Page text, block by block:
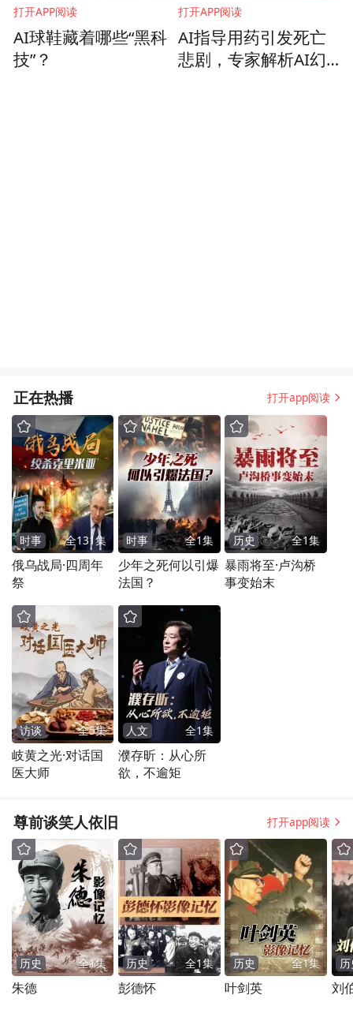
打开APP阅读
AI球鞋藏着哪些“黑科
技”？
打开APP阅读
AI指导用药引发死亡
悲剧，专家解析AI幻
正在热播 打开app阅读
时事 全131集
俄乌战局·四周年
祭
时事 全1集
少年之死何以引爆
法国？
历史 全1集
暴雨将至·卢沟桥
事变始末
访谈 全5集
岐黄之光·对话国
医大师
人文 全1集
濮存昕：从心所
欲，不逾矩
尊前谈笑人依旧 打开app阅读
历史 全1集
朱德
历史 全1集
彭德怀
历史 全1集
叶剑英 刘